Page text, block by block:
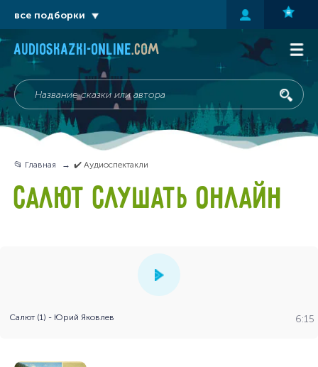
audioskazki-online.com
📂 Главная ✔️ Аудиоспектакли
САЛЮТ СЛУШАТЬ ОНЛАЙН
Салют (1) - Юрий Яковлев 6:15
все подборки